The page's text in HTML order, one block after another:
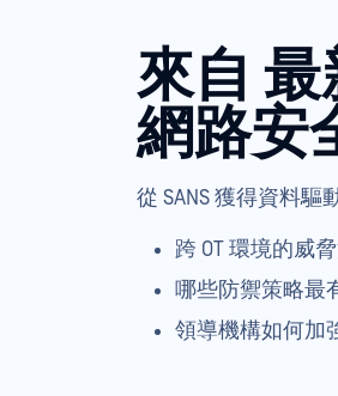
來自 最
網路安
從 SANS 獲得資料驅
跨 OT 環境的威
哪些防禦策略最
領導機構如何加